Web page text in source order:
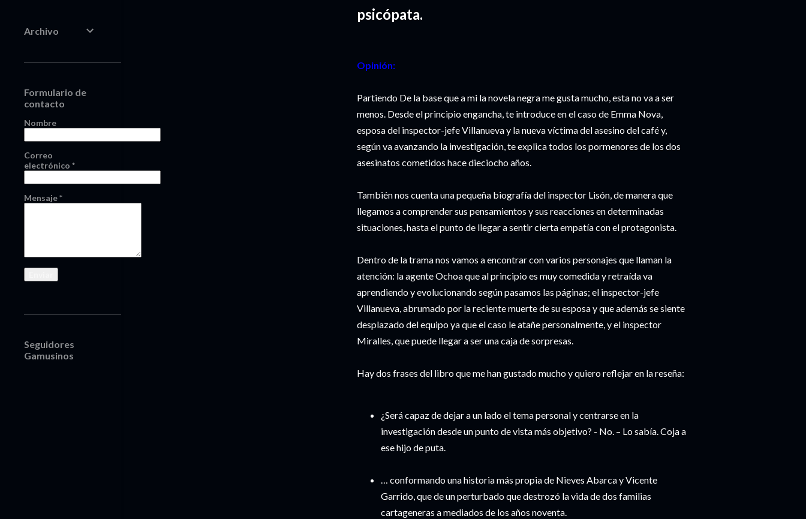
psicópata.
Opinión:
Partiendo De la base que a mi la novela negra me gusta mucho, esta no va a ser
menos. Desde el principio engancha, te introduce en el caso de Emma Nova,
esposa del inspector-jefe Villanueva y la nueva víctima del asesino del café y,
según va avanzando la investigación, te explica todos los pormenores de los dos
asesinatos cometidos hace dieciocho años.
También nos cuenta una pequeña biografía del inspector Lisón, de manera que
llegamos a comprender sus pensamientos y sus reacciones en determinadas
situaciones, hasta el punto de llegar a sentir cierta empatía con el protagonista.
Dentro de la trama nos vamos a encontrar con varios personajes que llaman la
atención: la agente Ochoa que al principio es muy comedida y retraída va
aprendiendo y evolucionando según pasamos las páginas; el inspector-jefe
Villanueva, abrumado por la reciente muerte de su esposa y que además se siente
desplazado del equipo ya que el caso le atañe personalmente, y el inspector
Miralles, que puede llegar a ser una caja de sorpresas.
Hay dos frases del libro que me han gustado mucho y quiero reflejar en la reseña:
¿Será capaz de dejar a un lado el tema personal y centrarse en la
investigación desde un punto de vista más objetivo? - No. – Lo sabía. Coja a
ese hijo de puta.
… conformando una historia más propia de Nieves Abarca y Vicente
Garrido, que de un perturbado que destrozó la vida de dos familias
cartageneras a mediados de los años noventa.
Archivo
Formulario de
contacto
Nombre
Correo
electrónico *
Mensaje*
Seguidores
Gamusinos